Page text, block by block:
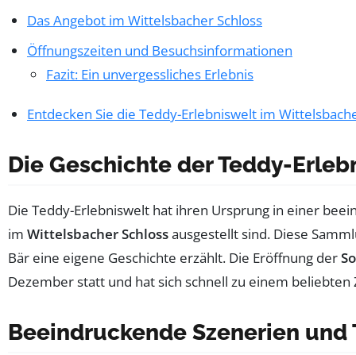
Das Angebot im Wittelsbacher Schloss
Öffnungszeiten und Besuchsinformationen
Fazit: Ein unvergessliches Erlebnis
Entdecken Sie die Teddy-Erlebniswelt im
Die Geschichte der Teddy-
Die Teddy-Erlebniswelt hat ihren Ursprung in einer
im Wittelsbacher Schlossausgestellt sind. Diese
Bär eine eigene Geschichte erzählt. Die Eröffnung der
Dezember statt und hat sich schnell zu einem
Beeindruckende Szenerien